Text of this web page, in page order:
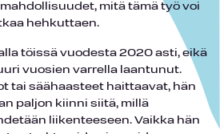
mitä tämä työ voi
hehkuttaen.
töissä vuodesta 2020 asti, eikä
vuosien varrella laantunut.
tai säähaasteet haittaavat, hän
paljon kiinni siitä, millä
liikenteeseen. Vaikka hän